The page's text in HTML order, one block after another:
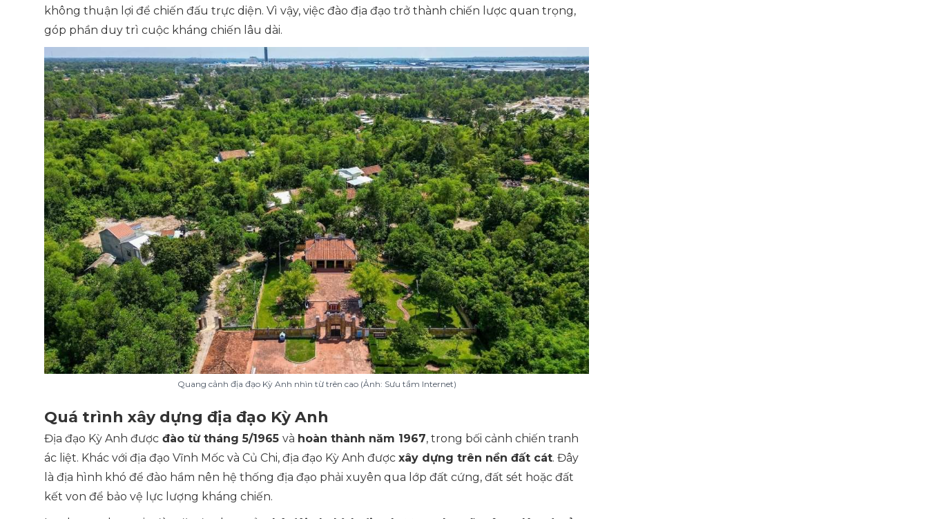
không thuận lợi để chiến đấu trực diện. Vì vậy, việc đào địa đạo trở thành chiến lược quan trọng,
góp phần duy trì cuộc kháng chiến lâu dài.
Quang cảnh địa đạo Kỳ Anh nhìn từ trên cao (Ảnh: Sưu tầm Internet)
Quá trình xây dựng địa đạo Kỳ Anh
Địa đạo Kỳ Anh được đào từ tháng 5/1965 và hoàn thành năm 1967, trong bối cảnh chiến tranh
ác liệt. Khác với địa đạo Vĩnh Mốc và Củ Chi, địa đạo Kỳ Anh được xây dựng trên nền đất cát. Đây
là địa hình khó để đào hầm nên hệ thống địa đạo phải xuyên qua lớp đất cứng, đất sét hoặc đất
kết von để bảo vệ lực lượng kháng chiến.